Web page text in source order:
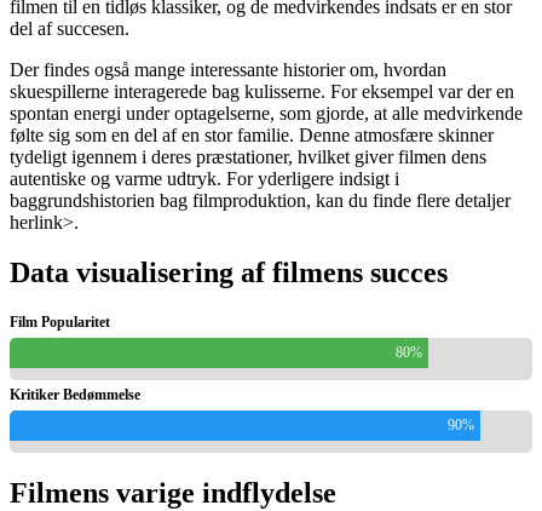
filmen til en tidløs klassiker, og de medvirkendes indsats er en stor
del af succesen.
Der findes også mange interessante historier om, hvordan
skuespillerne interagerede bag kulisserne. For eksempel var der en
spontan energi under optagelserne, som gjorde, at alle medvirkende
følte sig som en del af en stor familie. Denne atmosfære skinner
tydeligt igennem i deres præstationer, hvilket giver filmen dens
autentiske og varme udtryk. For yderligere indsigt i
baggrundshistorien bag filmproduktion, kan du finde flere detaljer
herlink>.
Data visualisering af filmens succes
Film Popularitet
80%
Kritiker Bedømmelse
90%
Filmens varige indflydelse